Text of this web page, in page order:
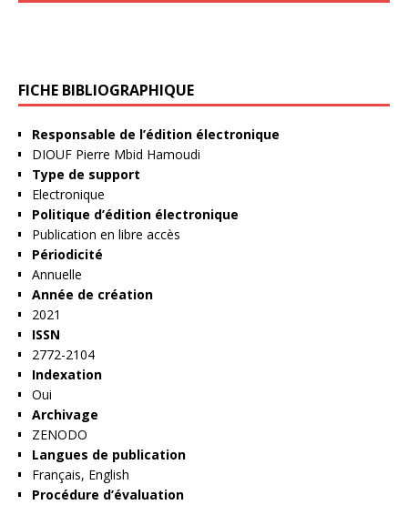
FICHE BIBLIOGRAPHIQUE
Responsable de l’édition électronique
DIOUF Pierre Mbid Hamoudi
Type de support
Electronique
Politique d’édition électronique
Publication en libre accès
Périodicité
Annuelle
Année de création
2021
ISSN
2772-2104
Indexation
Oui
Archivage
ZENODO
Langues de publication
Français, English
Procédure d’évaluation